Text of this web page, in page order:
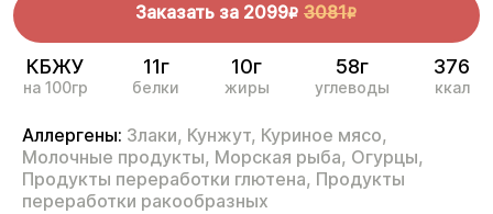
Заказать за 2099R 3081R
КБЖУ
на 100гр
11г
белки
10г
жиры
58г
углеводы
376
ккал
Аллергены: Злаки, Кунжут, Куриное мясо,
Молочные продукты, Морская рыба, Огурцы,
Продукты переработки глютена, Продукты
переработки ракообразных